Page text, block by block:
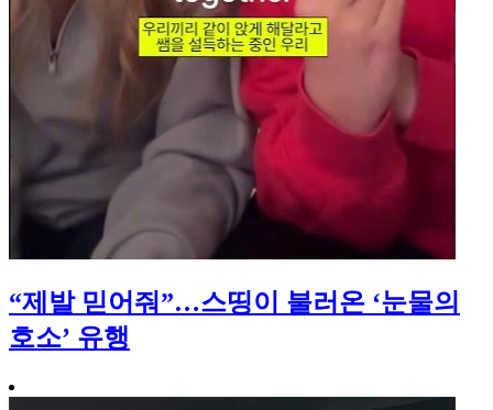
“제발 믿어줘”…스띵이 불러온 ‘눈물의
호소’ 유행